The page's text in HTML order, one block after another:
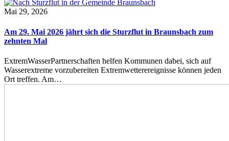
Mai 29, 2026
Am 29. Mai 2026 jährt sich die Sturzflut in Braunsbach zum
zehnten Mal
ExtremWasserPartnerschaften helfen Kommunen dabei, sich auf
Wasserextreme vorzubereiten Extremwetterereignisse können jeden
Ort treffen. Am…